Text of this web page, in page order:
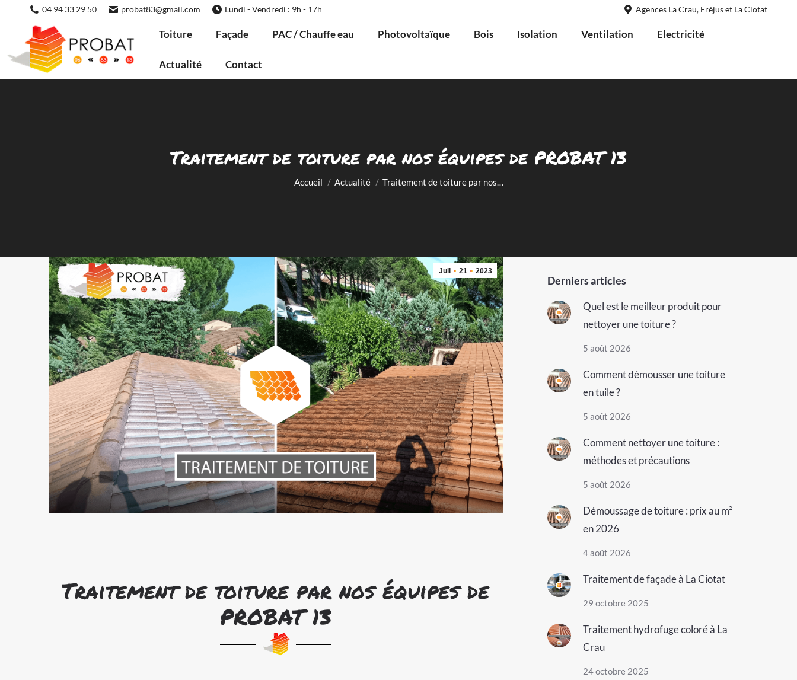
04 94 33 29 50 probat83@gmail.com Lundi - Vendredi : 9h - 17h Agences La Crau, Fréjus et La Ciotat
Toiture Façade PAC / Chauffe eau Photovoltaïque Bois Isolation Ventilation Electricité
Actualité Contact
Traitement de toiture par nos équipes de PROBAT 13
Vous êtes ici :
Accueil Actualité Traitement de toiture par nos…
Juil 21 2023
Traitement de toiture par nos équipes de
PROBAT 13
Derniers articles
Quel est le meilleur produit pour
nettoyer une toiture ?
5 août 2026
Comment démousser une toiture
en tuile ?
5 août 2026
Comment nettoyer une toiture :
méthodes et précautions
5 août 2026
Démoussage de toiture : prix au m²
en 2026
4 août 2026
Traitement de façade à La Ciotat
29 octobre 2025
Traitement hydrofuge coloré à La
Crau
24 octobre 2025